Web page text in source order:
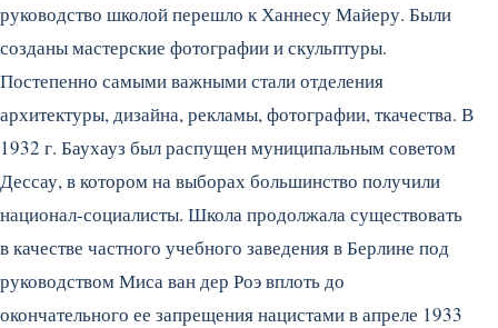
руководство школой перешло к Ханнесу Майеру. Были
созданы мастерские фотографии и скульптуры.
Постепенно самыми важными стали отделения
архитектуры, дизайна, рекламы, фотографии, ткачества. В
1932 г. Баухауз был распущен муниципальным советом
Дессау, в котором на выборах большинство получили
национал-социалисты. Школа продолжала существовать
в качестве частного учебного заведения в Берлине под
руководством Миса ван дер Роэ вплоть до
окончательного ее запрещения нацистами в апреле 1933